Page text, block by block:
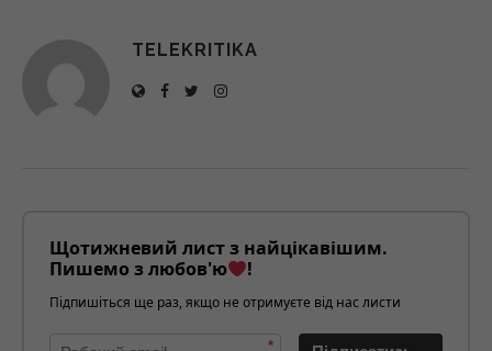
TELEKRITIKA
Щотижневий лист з найцікавішим.
Пишемо з любов'ю
!
Підпишіться ще раз, якщо не отримуєте від нас листи
*